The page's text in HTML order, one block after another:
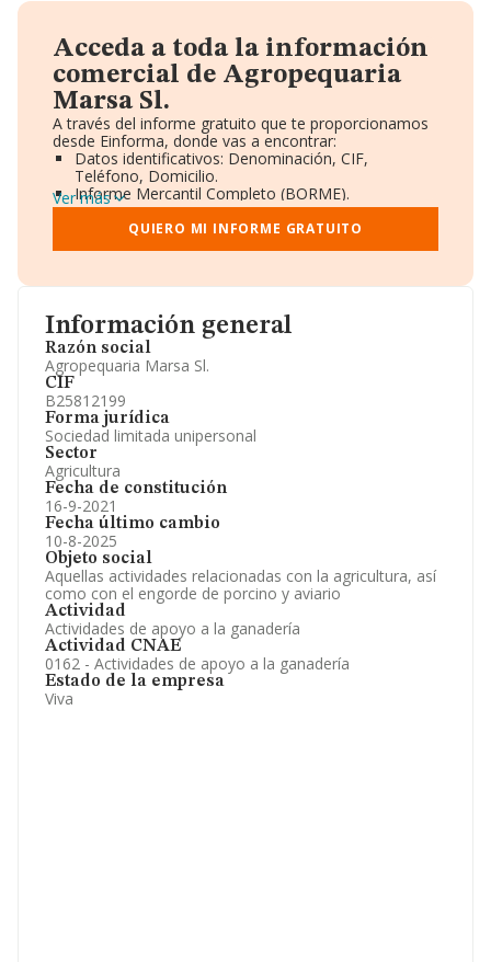
Información general
Razón social
Agropequaria Marsa Sl.
CIF
B25812199
Forma jurídica
Sociedad limitada unipersonal
Sector
Agricultura
Fecha de constitución
16-9-2021
Fecha último cambio
10-8-2025
Objeto social
Aquellas actividades relacionadas con la agricultura, así
como con el engorde de porcino y aviario
Actividad
Actividades de apoyo a la ganadería
Actividad CNAE
0162 - Actividades de apoyo a la ganadería
Estado de la empresa
Viva
Acceda a toda la información
comercial de Agropequaria
Marsa Sl.
A través del informe gratuito que te proporcionamos
desde Einforma, donde vas a encontrar:
Datos identificativos: Denominación, CIF,
Teléfono, Domicilio.
Informe Mercantil Completo (BORME).
Gráficos de Evolución Ventas y Empleados.
Consejo de Administración y Administradores.
Directivos y Ejecutivos.
Información oficial y registral complementaria.
Ver más
QUIERO MI INFORME GRATUITO